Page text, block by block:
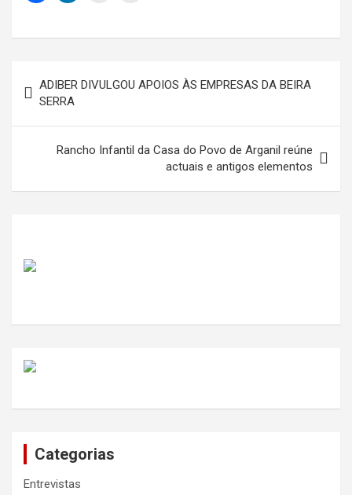
de
artigos
ADIBER DIVULGOU APOIOS ÀS EMPRESAS DA BEIRA
SERRA
Rancho Infantil da Casa do Povo de Arganil reúne
actuais e antigos elementos
Categorias
Entrevistas